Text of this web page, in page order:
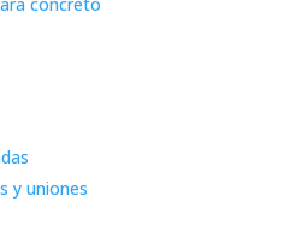
y uniones